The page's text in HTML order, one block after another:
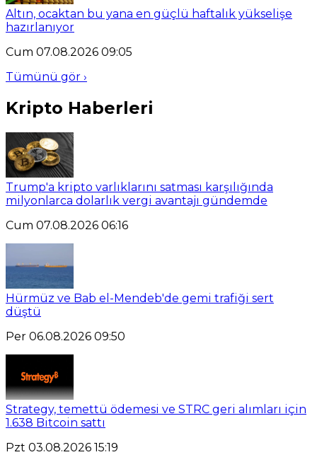
Altın, ocaktan bu yana en güçlü haftalık yükselişe
hazırlanıyor
Cum 07.08.2026 09:05
Tümünü gör ›
Kripto Haberleri
Trump'a kripto varlıklarını satması karşılığında
milyonlarca dolarlık vergi avantajı gündemde
Cum 07.08.2026 06:16
Hürmüz ve Bab el-Mendeb'de gemi trafiği sert
düştü
Per 06.08.2026 09:50
Strategy, temettü ödemesi ve STRC geri alımları için
1.638 Bitcoin sattı
Pzt 03.08.2026 15:19